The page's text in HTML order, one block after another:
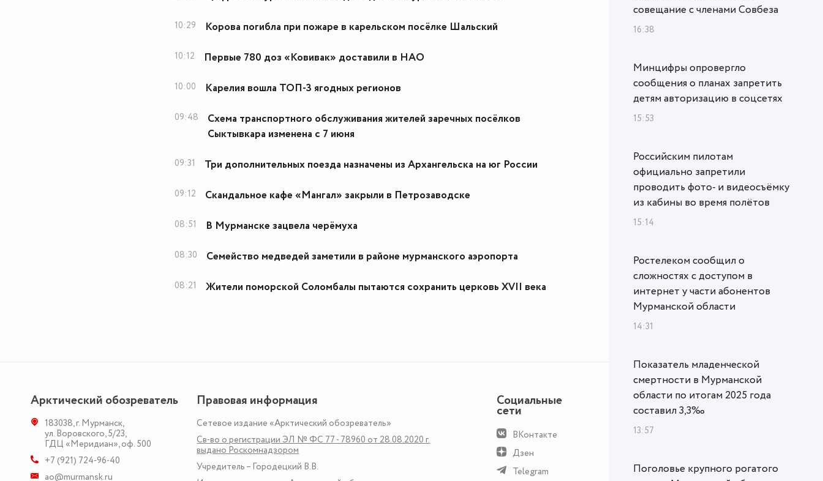
10:29 Корова погибла при пожаре в карельском посёлке Шальский
10:12 Первые 780 доз «Ковивак» доставили в НАО
10:00 Карелия вошла ТОП-3 ягодных регионов
09:48
Схема транспортного обслуживания жителей заречных посёлков
Сыктывкара изменена с 7 июня
09:31 Три дополнительных поезда назначены из Архангельска на юг России
09:12 Скандальное кафе «Мангал» закрыли в Петрозаводске
08:51 В Мурманске зацвела черёмуха
08:30 Семейство медведей заметили в районе мурманского аэропорта
08:21 Жители поморской Соломбалы пытаются сохранить церковь XVII века
Арктический обозреватель
183038,г. Мурманск,
ул. Воровского, 5/23,
ГДЦ «Меридиан», оф. 500
+7 (921) 724-96-40
ao@murmansk.ru
Правовая информация
Сетевое издание «Арктический обозреватель»
Св-во о регистрации ЭЛ № ФС 77 - 78960 от 28.08.2020 г.
выдано Роскомнадзором
Учредитель – Городецкий В.В.
Социальные
сети
ВКонтакте
Дзен
Telegram
совещание с членами Совбеза
16:38
Минцифры опровергло
сообщения о планах запретить
детям авторизацию в соцсетях
15:53
Российским пилотам
официально запретили
проводить фото- и видеосъёмку
из кабины во время полётов
15:14
Ростелеком сообщил о
сложностях с доступом в
интернет у части абонентов
Мурманской области
14:31
Показатель младенческой
смертности в Мурманской
области по итогам 2025 года
составил 3,3‰
13:57
Поголовье крупного рогатого